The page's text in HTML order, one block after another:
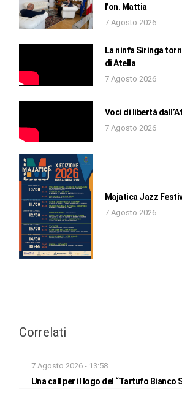
l’on. Mattia
7 Agosto 2026
La ninfa Siringa
di Atella
7 Agosto 2026
Voci di libertà
7 Agosto 2026
Majatica Jazz
7 Agosto 2026
Correlati
7 Agosto 2026 - 13:58
Una call per il logo del “Tartufo Bianco